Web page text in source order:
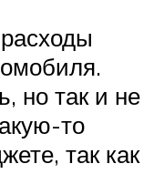
но так и не
то
так как